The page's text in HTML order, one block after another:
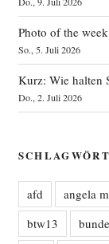
Photo of the
So., 5. Juli 2026
Kurz: Wie halten
Do., 2. Juli 2026
afd angela
btw13